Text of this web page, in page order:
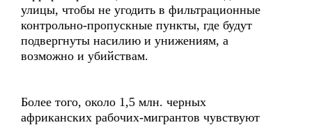
улицы, чтобы не угодить в фильтрационные
контрольно-пропускные пункты, где будут
подвергнуты насилию и унижениям, а
возможно и убийствам.
Более того, около 1,5 млн. черных
африканских рабочих-мигрантов чувствуют